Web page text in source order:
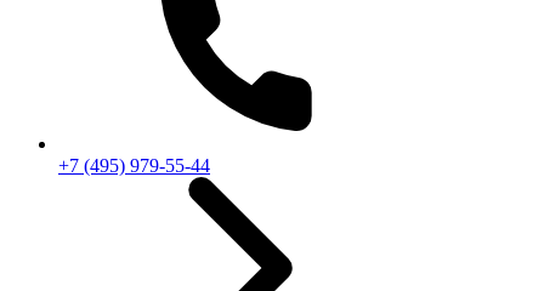
+7 (495) 979-55-44